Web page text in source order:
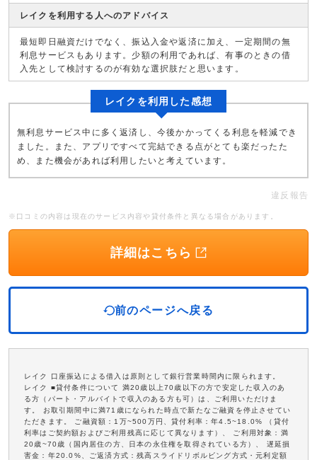
レイクを利用する人へのアドバイス
最短即日融資だけでなく、振込入金や返済に加え、一定期間の無
利息サービスもあります。少額の利用であれば、有事のときの借
入先として検討するのが有効な選択肢だと思います。
レイクを利用した感想
無利息サービス中に多く返済し、今後かかってくる利息を軽減でき
ました。また、アプリですべて完結できる点がとても楽だったた
め、また機会があれば利用したいと考えています。
違反報告
※口コミの内容は現在のサービス内容や貸付条件と異なる場合があります。
詳細はこちら
前のページへ戻る
レイク 口座振込による借入は原則として銀行営業時間内に限られます。
レイク ■貸付条件について 満20歳以上70歳以下の方で安定した収入のあ
る方（パート・アルバイトで収入のある方も可）は、ご利用いただけま
す。 お取引期間中に満71歳になられた時点で新たなご融資を停止させてい
ただきます。 ご融資額：1万~500万円、貸付利率：年4.5~18.0% （貸付
利率はご契約額およびご利用残高に応じて異なります）、 ご利用対象：満
20歳~70歳（国内居住の方、日本の永住権を取得されている方）、 遅延損
害金：年20.0%、ご返済方式：残高スライドリボルビング方式・元利定額